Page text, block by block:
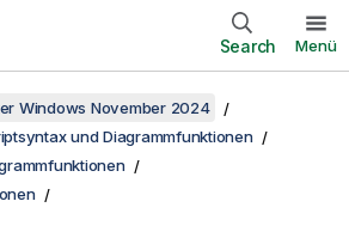
Search Menü
Windows November 2024
und Diagrammfunktionen